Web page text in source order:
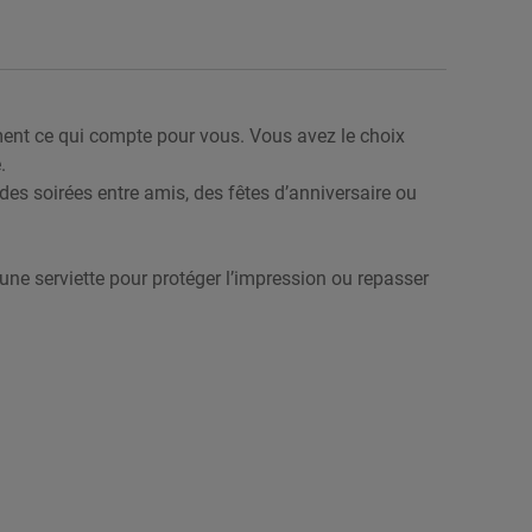
ce qui compte pour vous. Vous avez le choix
soirées entre amis, des fêtes d’anniversaire ou
serviette pour protéger l’impression ou repasser